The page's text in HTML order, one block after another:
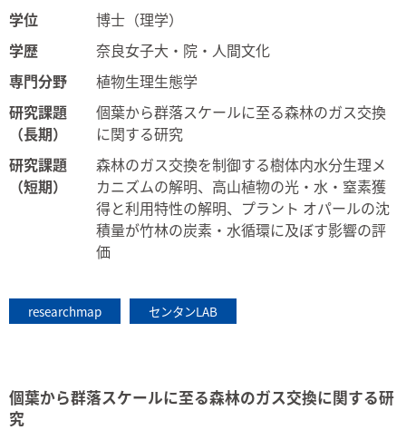
学位
博士（理学）
学歴
奈良女子大・院・人間文化
専門分野
植物生理生態学
研究課題
（長期）
個葉から群落スケールに至る森林のガス交換
に関する研究
研究課題
（短期）
森林のガス交換を制御する樹体内水分生理メ
カニズムの解明、高山植物の光・水・窒素獲
得と利用特性の解明、プラント オパールの沈
積量が竹林の炭素・水循環に及ぼす影響の評
価
researchmap センタンLAB
個葉から群落スケールに至る森林のガス交換に関する研
究